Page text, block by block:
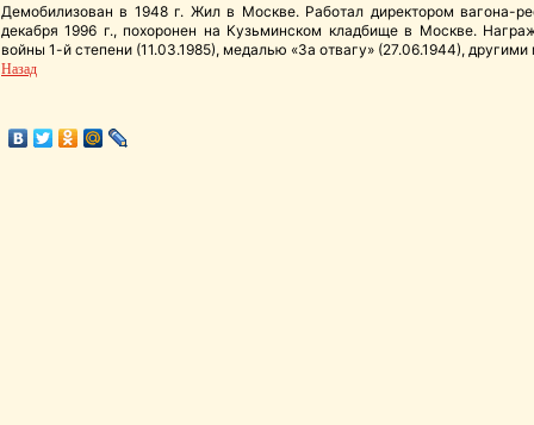
Демобилизован в 1948 г. Жил в Москве. Работал директором вагона-
декабря 1996 г., похоронен на Кузьминском кладбище в Москве.
войны 1-й степени (11.03.1985), медалью «За отвагу» (27.06.1944),
Назад